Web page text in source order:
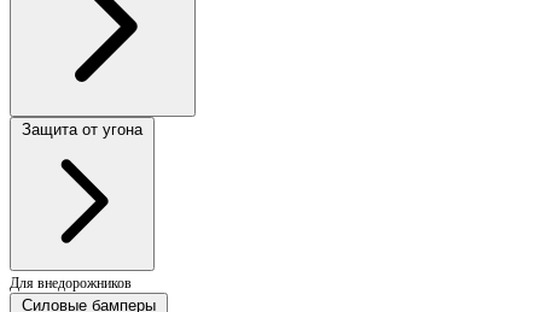
Защита от угона
Для внедорожников
Силовые бамперы